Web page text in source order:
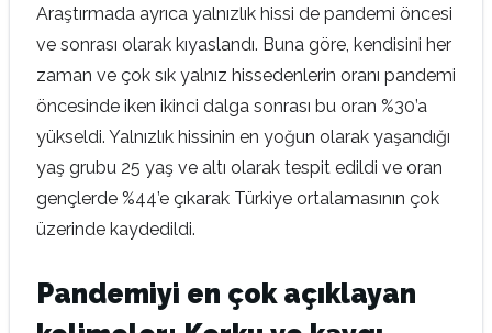
Araştırmada ayrıca yalnızlık hissi de pandemi öncesi
ve sonrası olarak kıyaslandı. Buna göre, kendisini her
zaman ve çok sık yalnız hissedenlerin oranı pandemi
öncesinde iken ikinci dalga sonrası bu oran %30’a
yükseldi. Yalnızlık hissinin en yoğun olarak yaşandığı
yaş grubu 25 yaş ve altı olarak tespit edildi ve oran
gençlerde %44’e çıkarak Türkiye ortalamasının çok
üzerinde kaydedildi.
Pandemiyi en çok açıklayan